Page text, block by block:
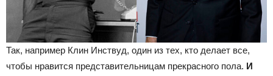
Так, например Клин Инствуд, один из тех, кто делает все,
чтобы нравится представительницам прекрасного пола. И